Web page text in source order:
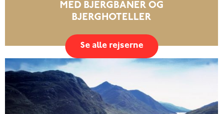
MED BJERGBANER OG
BJERGHOTELLER
Se alle rejserne